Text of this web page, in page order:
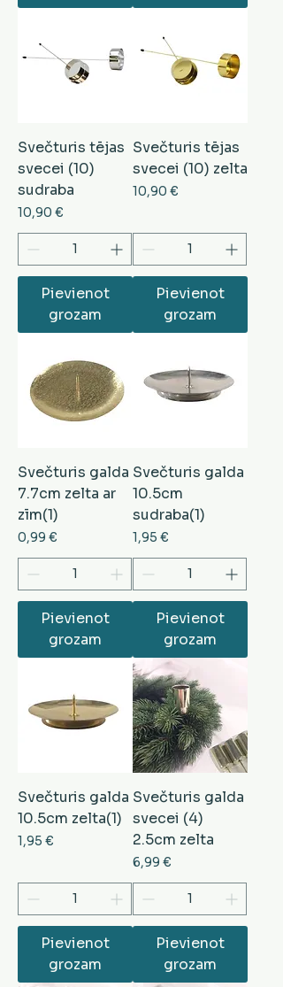
Svečturis tējas
svecei (10)
sudraba
Cena
10,90 €
Pievienot
grozam
Svečturis tējas
svecei (10) zelta
Cena
10,90 €
Pievienot
grozam
Svečturis galda
7.7cm zelta ar
zīm(1)
Cena
0,99 €
Pievienot
grozam
Svečturis galda
10.5cm
sudraba(1)
Cena
1,95 €
Pievienot
grozam
Svečturis galda
10.5cm zelta(1)
Cena
1,95 €
Pievienot
grozam
Svečturis galda
svecei (4)
2.5cm zelta
Cena
6,99 €
Pievienot
grozam